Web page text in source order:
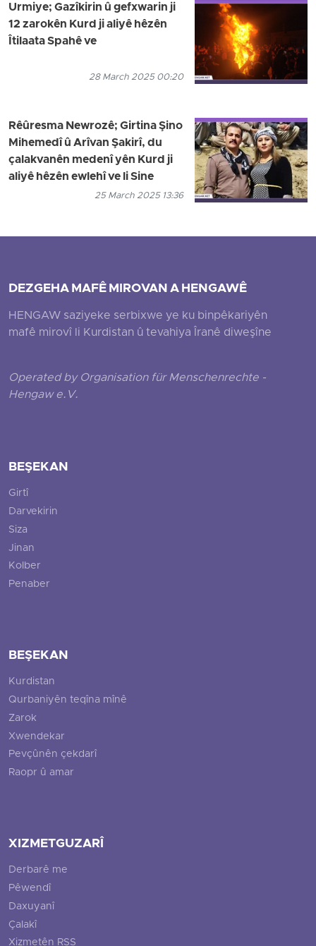
Urmiye; Gazîkirin û gefxwarin ji
12 zarokên Kurd ji aliyê hêzên
Îtilaata Spahê ve
28 March 2025 00:20
Rêûresma Newrozê; Girtina Şino
Mihemedî û Arîvan Şakirî, du
çalakvanên medenî yên Kurd ji
aliyê hêzên ewlehî ve li Sine
25 March 2025 13:36
DEZGEHA MAFÊ MIROVAN A HENGAWÊ
HENGAW saziyeke serbixwe ye ku binpêkariyên
mafê mirovî li Kurdistan û tevahiya Îranê diweşîne
Operated by Organisation für Menschenrechte -
Hengaw e.V.
BEŞEKAN
Girtî
Darvekirin
Siza
Jinan
Kolber
Penaber
BEŞEKAN
Kurdistan
Qurbaniyên teqîna mînê
Zarok
Xwendekar
Pevçûnên çekdarî
Raopr û amar
XIZMETGUZARÎ
Derbarê me
Pêwendî
Daxuyanî
Çalakî
Xizmetên RSS